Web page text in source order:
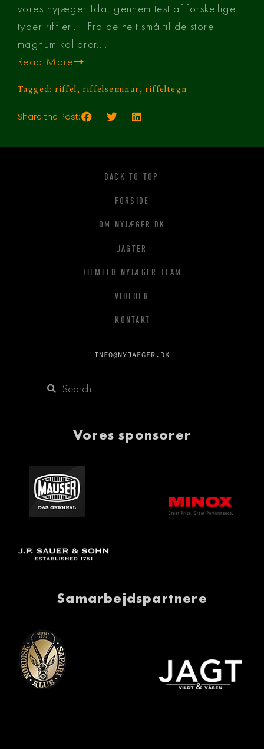
vores nyjæger Ida, gennem test af forskellige
typer riffler..... Fra de helt små til de store
magnum kalibrer.....
Read More
Tagged:riffel ,riffelseminar ,riffeltegn
Share the Post:
BACK TO TOP
FORSIDE
OM NYJÆGER.DK
JAGTER
TILMELD NYJÆGER TEAM
VIDEOER
KONTAKT
INFO@NYJAEGER.DK
Vores sponsorer
Samarbejdspartnere